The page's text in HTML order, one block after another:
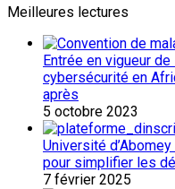
Meilleures lectures
Entrée en vigueur
cybersécurité en
après
5 octobre 2023
Université
pour simplifier les
7 février 2025